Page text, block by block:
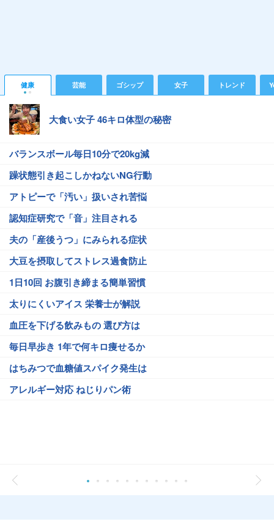
健康 芸能 ゴシップ 女子 トレンド
大食い女子 46キロ体型の秘密
バランスボール毎日10分で20kg減
躁状態引き起こしかねないNG行動
アトピーで「汚い」扱いされ苦悩
認知症研究で「音」注目される
夫の「産後うつ」にみられる症状
大豆を摂取してストレス過食防止
1日10回 お腹引き締まる簡単習慣
太りにくいアイス 栄養士が解説
血圧を下げる飲みもの 選び方は
毎日早歩き 1年で何キロ痩せるか
はちみつで血糖値スパイク発生は
アレルギー対応 ねじりパン術